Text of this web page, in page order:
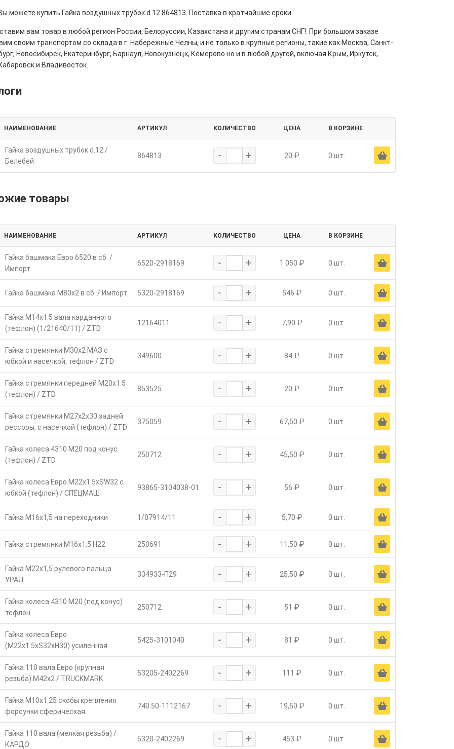
можете купить Гайка воздушных трубок d.12 864813. Поставка в кратчайшие сроки.
вам товар в любой регион России, Белоруссии, Казахстана и другим странам СНГ!. При большом заказе
своим транспортом со склада в г. Набережные Челны, и не только в крупные регионы, такие как Москва, Санкт-
Новосибирск, Екатеринбург, Барнаул, Новокузнецк, Кемерово но и в любой другой, включая Крым, Иркутск,
и Владивосток.
НАИМЕНОВАНИЕ АРТИКУЛ КОЛИЧЕСТВО ЦЕНА В КОРЗИНЕ
Гайка воздушных трубок d.12 /
Белебей
864813 - + 20 ₽ 0 шт. Ä
товары
НАИМЕНОВАНИЕ АРТИКУЛ КОЛИЧЕСТВО ЦЕНА В КОРЗИНЕ
Гайка башмака Евро 6520 в сб. /
Импорт
6520-2918169 - + 1 050 ₽ 0 шт. Ä
Гайка башмака М80х2 в сб. / Импорт 5320-2918169 - + 546 ₽ 0 шт. Ä
Гайка М14х1.5 вала карданного
(тефлон) (1/21640/11) / ZTD
12164011 - + 7,90 ₽ 0 шт. Ä
Гайка стремянки М30х2 МАЗ с
юбкой и насечкой, тефлон / ZTD
349600 - + 84 ₽ 0 шт. Ä
Гайка стремянки передней М20х1.5
(тефлон) / ZTD
853525 - + 20 ₽ 0 шт. Ä
Гайка стремянки М27х2х30 задней
рессоры, с насечкой (тефлон) / ZTD
375059 - + 67,50 ₽ 0 шт. Ä
Гайка колеса 4310 М20 под конус
(тефлон) / ZTD
250712 - + 45,50 ₽ 0 шт. Ä
Гайка колеса Евро М22х1.5хSW32 с
юбкой (тефлон) / СПЕЦМАШ
93865-3104038-01 - + 56 ₽ 0 шт. Ä
Гайка М16х1,5 на переходники 1/07914/11 - + 5,70 ₽ 0 шт. Ä
Гайка стремянки М16х1,5 Н22 250691 - + 11,50 ₽ 0 шт. Ä
Гайка М22х1,5 рулевого пальца
УРАЛ
334933-П29 - + 25,50 ₽ 0 шт. Ä
Гайка колеса 4310 М20 (под конус)
тефлон
250712 - + 51 ₽ 0 шт. Ä
Гайка колеса Евро
(М22х1.5хS32хH30) усиленная
5425-3101040 - + 81 ₽ 0 шт. Ä
Гайка 110 вала Евро (крупная
резьба) М42х2 / TRUCKMARK
53205-2402269 - + 111 ₽ 0 шт. Ä
Гайка М10х1.25 скобы крепления
форсунки сферическая
740.50-1112167 - + 19,50 ₽ 0 шт. Ä
Гайка 110 вала (мелкая резьба) /
КАРДО
5320-2402269 - + 453 ₽ 0 шт. Ä